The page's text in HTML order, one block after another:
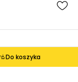
Do koszyka